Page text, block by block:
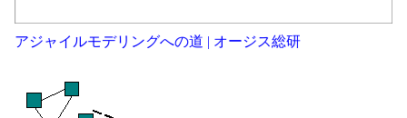
アジャイルモデリングへの道 | オージス総研